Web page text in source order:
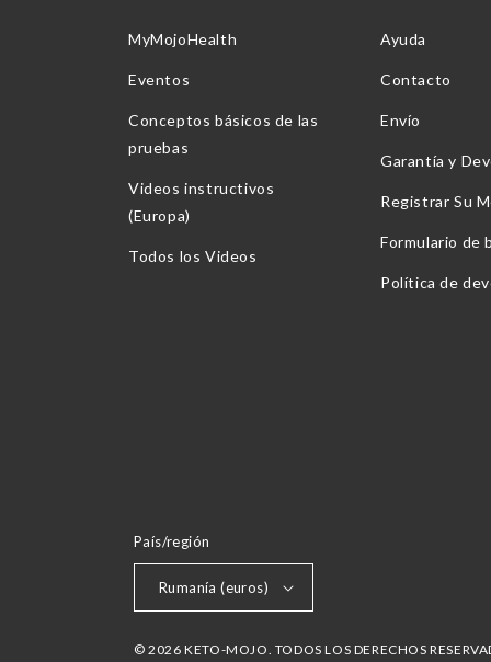
MyMojoHealth
Eventos
Conceptos básicos de las
pruebas
Videos instructivos
(Europa)
Todos los Videos
Ayuda
Contacto
Envío
Garantía y
Registrar Su
Formulario de
Política de
País/región
Rumanía (euros)
© 2026 KETO-MOJO. TODOS LOS DERECHOS